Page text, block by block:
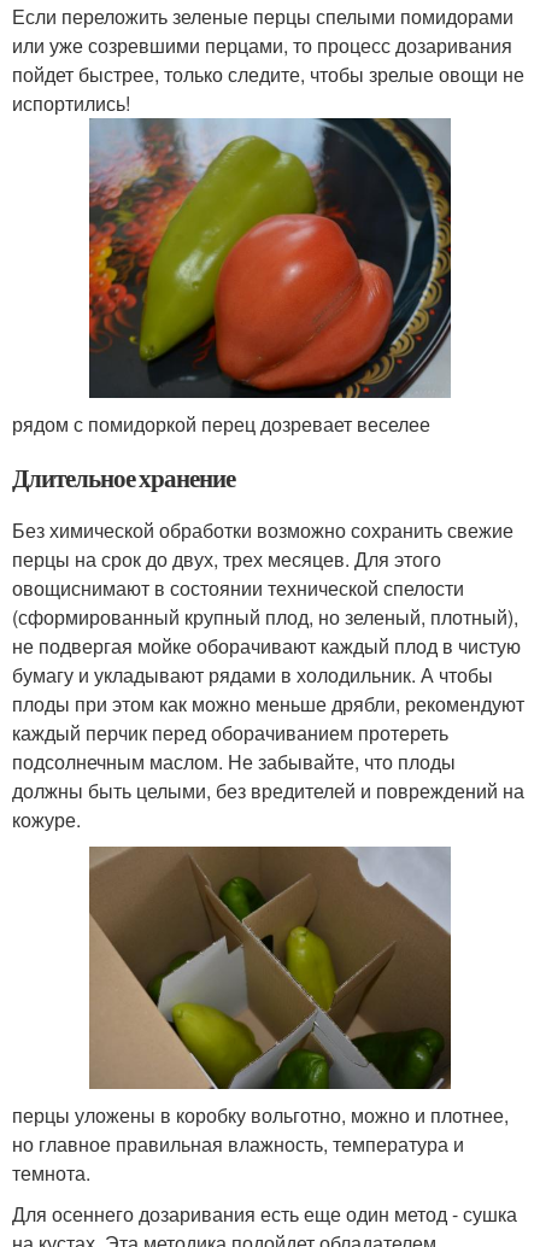
Если переложить зеленые перцы спелыми помидорами
или уже созревшими перцами, то процесс дозаривания
пойдет быстрее, только следите, чтобы зрелые овощи не
испортились!
рядом с помидоркой перец дозревает веселее
Длительное хранение
Без химической обработки возможно сохранить свежие
перцы на срок до двух, трех месяцев. Для этого
овощиснимают в состоянии технической спелости
(сформированный крупный плод, но зеленый, плотный),
не подвергая мойке оборачивают каждый плод в чистую
бумагу и укладывают рядами в холодильник. А чтобы
плоды при этом как можно меньше дрябли, рекомендуют
каждый перчик перед оборачиванием протереть
подсолнечным маслом. Не забывайте, что плоды
должны быть целыми, без вредителей и повреждений на
кожуре.
перцы уложены в коробку вольготно, можно и плотнее,
но главное правильная влажность, температура и
темнота.
Для осеннего дозаривания есть еще один метод - сушка